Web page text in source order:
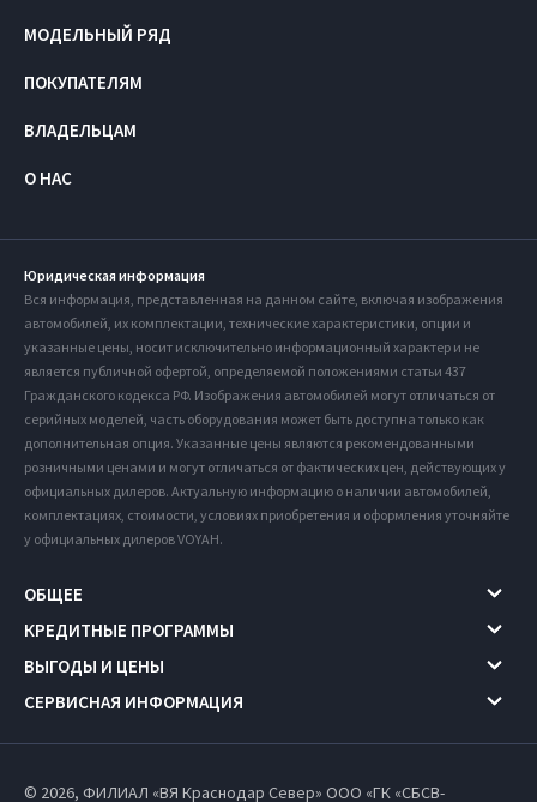
МОДЕЛЬНЫЙ РЯД
ПОКУПАТЕЛЯМ
ВЛАДЕЛЬЦАМ
О НАС
Юридическая информация
Вся информация, представленная на данном сайте, включая изображения
автомобилей, их комплектации, технические характеристики, опции и
указанные цены, носит исключительно информационный характер и не
является публичной офертой, определяемой положениями статьи 437
Гражданского кодекса РФ. Изображения автомобилей могут отличаться от
серийных моделей, часть оборудования может быть доступна только как
дополнительная опция. Указанные цены являются рекомендованными
розничными ценами и могут отличаться от фактических цен, действующих у
официальных дилеров. Актуальную информацию о наличии автомобилей,
комплектациях, стоимости, условиях приобретения и оформления уточняйте
у официальных дилеров VOYAH.
ОБЩЕЕ
КРЕДИТНЫЕ ПРОГРАММЫ
ВЫГОДЫ И ЦЕНЫ
СЕРВИСНАЯ ИНФОРМАЦИЯ
© 2026, ФИЛИАЛ «ВЯ Краснодар Север» ООО «ГК «СБСВ-